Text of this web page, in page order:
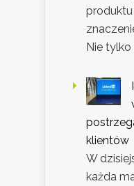
Nie tylko
klientów
W
każda